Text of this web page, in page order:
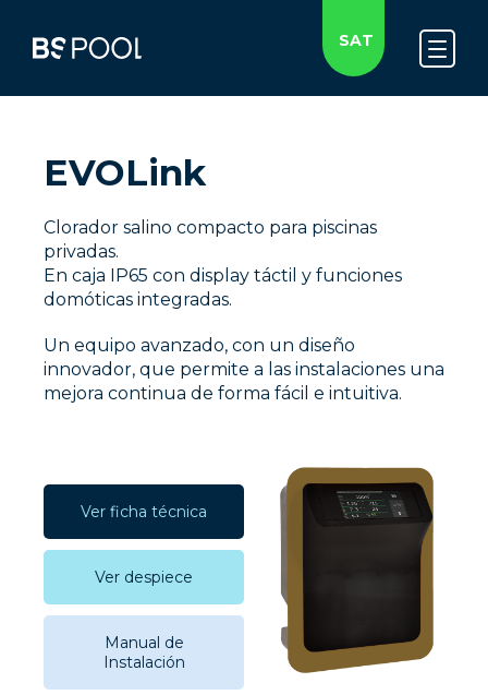
SAT
EVOLink
Clorador salino compacto para piscinas
privadas.
En caja IP65 con display táctil y funciones
domóticas integradas.
Un equipo avanzado, con un diseño
innovador, que permite a las instalaciones una
mejora continua de forma fácil e intuitiva.
Ver ficha técnica
Ver despiece
Manual de
Instalación